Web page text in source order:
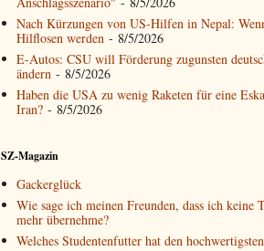
Nach Kürzungen von US-Hilfen in Nepal:
Hilflosen werden - 8/5/2026
E-Autos: CSU will Förderung zugunsten
ändern - 8/5/2026
Haben die USA zu wenig Raketen für eine
Iran? - 8/5/2026
SZ-Magazin
Gackerglück
Wie sage ich meinen Freunden, dass ich keine
mehr übernehme?
Welches Studentenfutter hat den